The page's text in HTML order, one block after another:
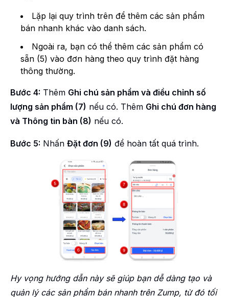
Lặp lại quy trình trên để thêm các sản phẩm
bán nhanh khác vào danh sách.
Ngoài ra, bạn có thể thêm các sản phẩm có
sẵn (5) vào đơn hàng theo quy trình đặt hàng
thông thường.
Bước 4: Thêm Ghi chú sản phẩm và điều chỉnh số
lượng sản phẩm (7) nếu có. Thêm Ghi chú đơn hàng
và Thông tin bàn (8) nếu có.
Bước 5: Nhấn Đặt đơn (9) để hoàn tất quá trình.
Hy vọng hướng dẫn này sẽ giúp bạn dễ dàng tạo và
quản lý các sản phẩm bán nhanh trên Zump, từ đó tối